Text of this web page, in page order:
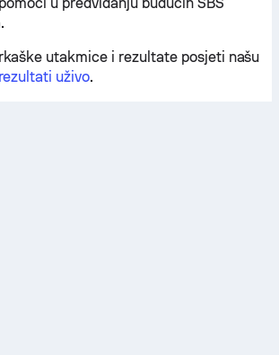
utakmice i rezultate posjeti našu
uživo.